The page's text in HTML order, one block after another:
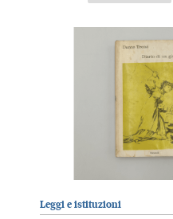
Leggi e istituzioni